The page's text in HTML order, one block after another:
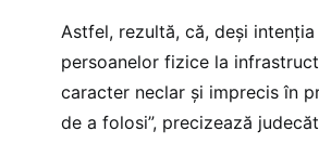
Astfel, rezultă, că, deşi
persoanelor fizice la
caracter neclar şi imprecis în
de a folosi”, precizează